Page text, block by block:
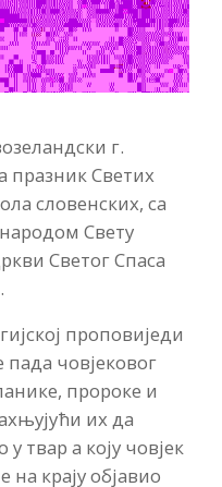
г.
празник Светих
словенских, са
Свету
Светог Спаса
проповиједи
пада човјековог
пророке и
их да
у твар а коју човјек
на крају објавио